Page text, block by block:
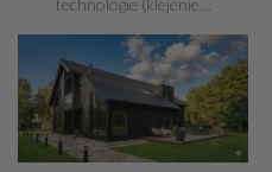
technologie (klejenie…